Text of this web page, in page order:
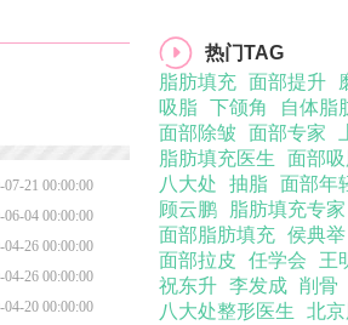
07-21 00:00:00
06-04 00:00:00
04-26 00:00:00
04-26 00:00:00
04-20 00:00:00
热门TAG
脂肪填充 面部提升
吸脂
下颌角 自体脂
面部除皱 面部专家
脂肪填充医生
面部
八大处
抽脂 面部年
顾云鹏
脂肪填充专家
面部脂肪填充 侯典举
面部拉皮
任学会 王
祝东升 李发成 削骨
八大处整形医生
北